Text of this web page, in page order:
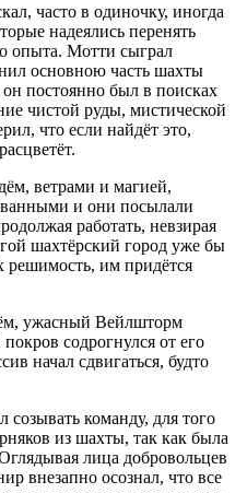
часто в одиночку, иногда
надеялись перенять
опыта. Мотти сыграл
основною часть шахты
постоянно был в поисках
чистой руды, мистической
что если найдёт это,
ветрами и магией,
и они посылали
работать, невзирая
шахтёрский город уже бы
решимость, им придётся
ужасный Вейлшторм
содрогнулся от его
начал сдвигаться, будто
команду, для того
из шахты, так как была
лица добровольцев
внезапно осознал, что все